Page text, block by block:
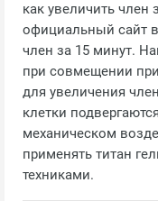
как увеличить член
официальный сайт в
член за 15 минут.
при совмещении
для увеличения
клетки
механическом
применять титан
техниками.